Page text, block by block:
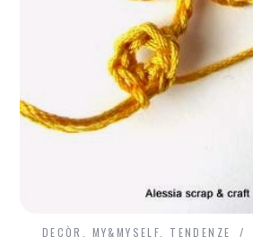
DECÒR MY&MYSELF TENDENZE